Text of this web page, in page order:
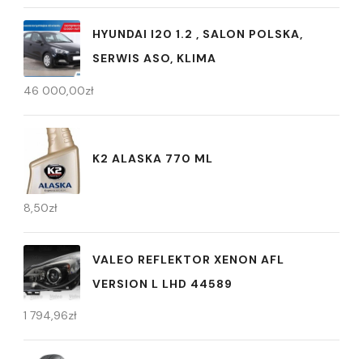
HYUNDAI I20 1.2 , SALON POLSKA,
SERWIS ASO, KLIMA
46 000,00zł
K2 ALASKA 770 ML
8,50zł
VALEO REFLEKTOR XENON AFL
VERSION L LHD 44589
1 794,96zł